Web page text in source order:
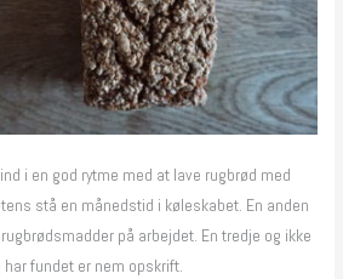
i en god rytme med at lave rugbrød med
stå en månedstid i køleskabet. En anden
på arbejdet. En tredje og ikke
fundet er nem opskrift.